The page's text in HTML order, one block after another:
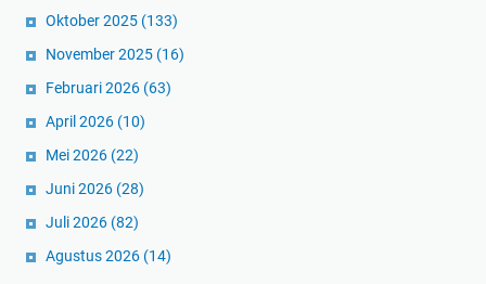
Oktober 2025 (133)
November 2025 (16)
Februari 2026 (63)
April 2026 (10)
Mei 2026 (22)
Juni 2026 (28)
Juli 2026 (82)
Agustus 2026 (14)